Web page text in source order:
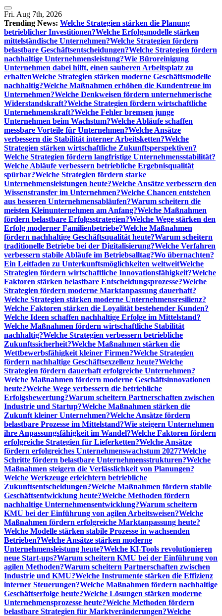
Fri. Aug 7th, 2026
Trending News: Welche Strategien stärken die Planung
betrieblicher Investitionen?Welche Erfolgsmodelle stärken
mittelständische Unternehmen?Welche Strategien fördern
belastbare Geschäftsentscheidungen?Welche Strategien fördern
nachhaltige Unternehmensleistung?Wie Büroreinigung
Unternehmen dabei hilft, einen sauberen Arbeitsplatz zu
erhaltenWelche Strategien stärken moderne Geschäftsmodelle
nachhaltig?Welche Maßnahmen erhöhen die Kundentreue im
Unternehmen?Welche Denkweisen fördern unternehmerische
Widerstandskraft?Welche Strategien fördern wirtschaftliche
Unternehmenskraft?Welche Fehler bremsen junge
Unternehmen beim Wachstum?Welche Abläufe schaffen
messbare Vorteile für Unternehmen?Welche Ansätze
verbessern die Stabilität interner Arbeitsketten?Welche
Strategien stärken wirtschaftliche Zukunftsperspektiven?
Welche Strategien fördern langfristige Unternehmensstabilität?
Welche Abläufe verbessern betriebliche Ergebnisqualität
spürbar?Welche Strategien fördern starke
Unternehmensleistungen heute?Welche Ansätze verbessern den
Wissenstransfer im Unternehmen?Welche Chancen entstehen
aus besseren Unternehmensabläufen?Warum scheitern die
meisten Kleinunternehmen am Anfang?Welche Maßnahmen
fördern belastbare Erfolgsstrategien?Welche Wege stärken den
Erfolg moderner Familienbetriebe?Welche Maßnahmen
fördern nachhaltige Geschäftsqualität heute?Warum scheitern
traditionelle Betriebe bei der Digitalisierung?Welche Verfahren
verbessern stabile Abläufe im Betriebsalltag?Wo übernachten?
Ein Leitfaden zu Unterkunftsmöglichkeiten weltweitWelche
Strategien fördern wirtschaftliche Innovationsfähigkeit?Welche
Faktoren stärken belastbare Entscheidungsprozesse?Welche
Strategien fördern moderne Marktanpassung dauerhaft?
Welche Strategien stärken moderne Unternehmensresilienz?
Welche Faktoren stärken die Loyalität bestehender Kunden?
Welche Ideen schaffen nachhaltige Erfolge im Mittelstand?
Welche Maßnahmen fördern wirtschaftliche Stabilität
nachhaltig?Welche Strategien verbessern betriebliche
Zukunftssicherheit?Welche Maßnahmen stärken die
Wettbewerbsfähigkeit kleiner Firmen?Welche Strategien
fördern nachhaltige Geschäftsexzellenz heute?Welche
Strategien fördern dauerhaft erfolgreiche Unternehmen?
Welche Maßnahmen fördern moderne Geschäftsinnovationen
heute?Welche Wege verbessern die betriebliche
Erfolgsbewertung?Warum scheitern Partnerschaften zwischen
Industrie und Startup?Welche Maßnahmen stärken die
Zukunft kleiner Unternehmen?Welche Ansätze fördern
belastbare Prozesse im Mittelstand?Wie steigern Unternehmen
ihre Anpassungsfähigkeit im Wandel?Welche Faktoren fördern
erfolgreiche Strategien für Lieferketten?Welche Ansätze
fördern erfolgreiches Unternehmenswachstum 2027?Welche
Schritte fördern belastbare Unternehmensstrukturen?Welche
Maßnahmen steigern die Verlässlichkeit von Planungen?
Welche Werkzeuge erleichtern betriebliche
Zukunftsentscheidungen?Welche Maßnahmen fördern stabile
Geschäftsentwicklung heute?Welche Methoden fördern
nachhaltige Unternehmensentwicklung?Warum scheitern
KMU bei der Einführung von agilen Arbeitsweisen?Welche
Maßnahmen fördern erfolgreiche Marktanpassung heute?
Welche Modelle stärken stabile Prozesse in wachsenden
Betrieben?Welche Ansätze stärken moderne
Unternehmensleistung heute?Welche KI-Tools revolutionieren
neue Start-ups?Warum scheitern KMU bei der Einführung von
agilen Methoden?Warum scheitern Partnerschaften zwischen
Industrie und KMU?Welche Instrumente stärken die Effizienz
interner Steuerungen?Welche Maßnahmen fördern nachhaltige
Geschäftserfolge heute?Welche Lösungen stärken moderne
Unternehmensprozesse heute?Welche Methoden fördern
belastbare Strategien für Marktveränderungen?Welche